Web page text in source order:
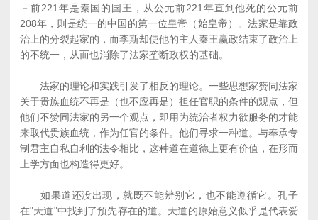
－前221年是秦国的国王，从公元前221年直到他死的公元前
208年，则是统一的中国的第一位皇帝（始皇帝）。法家是靠政
治上的分裂起家的，而李斯却使他的主人秦王赢政结束了政治上
的不统一，从而也消除了法家垄断政权的基础。
法家的理论和实践引发了相反的理论。一些思想家赞同法家
关于贵族血统不再是（也不应再是）担任官职的条件的观点，但
他们不赞同法家的另一个观点，即用为统治者权力欲服务的才能
来取代贵族血统，作为任官的条件。他们寻求一种道。与奉承专
制君主自私自利的法令相比，这种道在道德上更有价值，在形而
上学方面也构造得更好。
如果道还没出现，就既不能辨别它，也不能遵循它。孔子
在"天道"中找到了预先存在的道。天道的原始意义似乎是代表爱